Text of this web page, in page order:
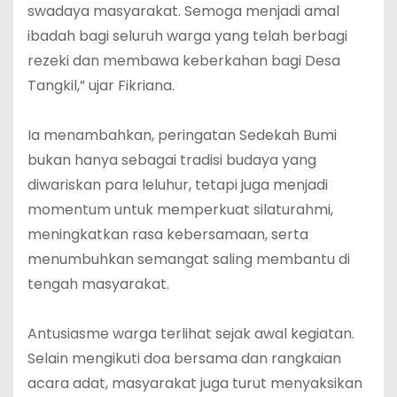
swadaya masyarakat. Semoga menjadi amal
ibadah bagi seluruh warga yang telah berbagi
rezeki dan membawa keberkahan bagi Desa
Tangkil,” ujar Fikriana.
‎Ia menambahkan, peringatan Sedekah Bumi
bukan hanya sebagai tradisi budaya yang
diwariskan para leluhur, tetapi juga menjadi
momentum untuk memperkuat silaturahmi,
meningkatkan rasa kebersamaan, serta
menumbuhkan semangat saling membantu di
tengah masyarakat.
‎Antusiasme warga terlihat sejak awal kegiatan.
Selain mengikuti doa bersama dan rangkaian
acara adat, masyarakat juga turut menyaksikan